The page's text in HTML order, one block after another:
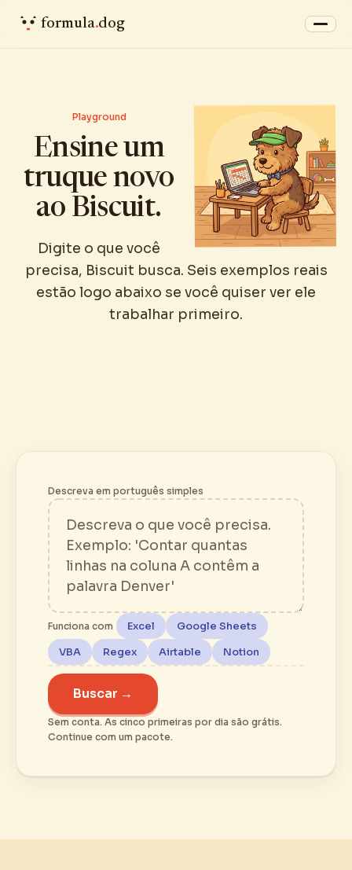
formula.dog
Playground
Ensine um
truque novo
ao Biscuit.
Digite o que você
precisa, Biscuit busca. Seis exemplos reais
estão logo abaixo se você quiser ver ele
trabalhar primeiro.
Descreva em português simples
Funciona com Excel
Google Sheets
VBA
Regex Airtable Notion
Buscar →
Sem conta. As cinco primeiras por dia são grátis.
Continue com um pacote.